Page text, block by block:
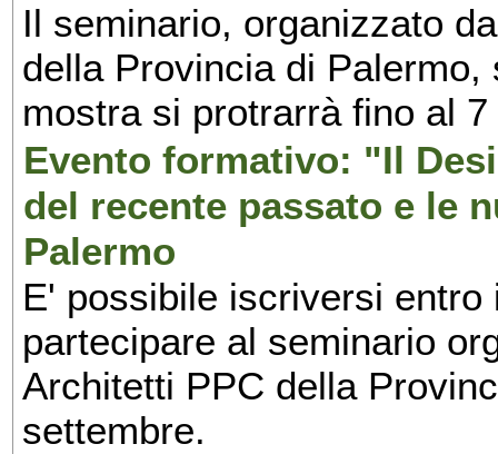
Il seminario, organizzato
della Provincia di
mostra si protrarrà fino al
Evento formativo: "Il
del recente passato e le
Palermo
E' possibile iscriversi
partecipare al seminario
Architetti PPC della
settembre.